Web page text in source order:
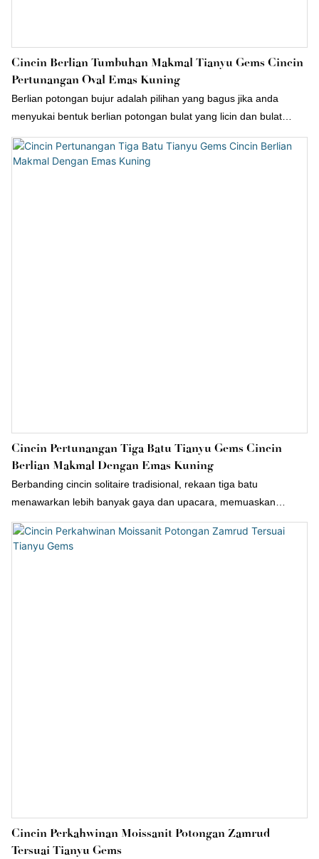
Cincin Berlian Tumbuhan Makmal Tianyu Gems Cincin
Pertunangan Oval Emas Kuning
Berlian potongan bujur adalah pilihan yang bagus jika anda
menyukai bentuk berlian potongan bulat yang licin dan bulat
lebih kecil! Sebagai pengeluar berlian yang ditanam di makmal,
cincin kahwin berlian emas kuning 18k Tianyu Gems yang
Cincin Pertunangan Tiga Batu Tianyu Gems Cincin
Berlian Makmal Dengan Emas Kuning
Berbanding cincin solitaire tradisional, rekaan tiga batu
menawarkan lebih banyak gaya dan upacara, memuaskan
keinginan golongan muda untuk keperibadian sambil
mengekalkan nuansa romantis tradisional. Tambahan pula, cincin
emas berlian tiga batu yang dihasilkan di makmal lebih
Cincin Perkahwinan Moissanit Potongan Zamrud
Tersuai Tianyu Gems